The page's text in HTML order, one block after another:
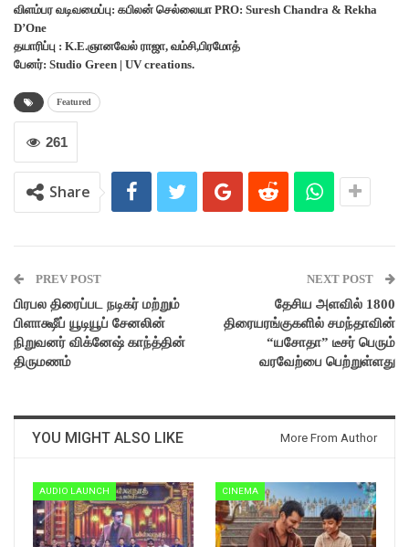
விளம்பர வடிவமைப்பு: கபிலன் செல்லையா PRO: Suresh Chandra & Rekha
D’One
தயாரிப்பு : K.E.ஞானவேல் ராஜா, வம்சி,பிரமோத்
பேனர்: Studio Green | UV creations.
Featured
261
Share
PREV POST
பிரபல திரைப்பட நடிகர் மற்றும்
பிளாக்ஷீப் யூடியூப் சேனலின்
நிறுவனர் விக்னேஷ் காந்த்தின்
திருமணம்
NEXT POST
தேசிய அளவில் 1800
திரையரங்குகளில் சமந்தாவின்
“யசோதா” டீசர் பெரும்
வரவேற்பை பெற்றுள்ளது
YOU MIGHT ALSO LIKE More From Author
AUDIO LAUNCH CINEMA